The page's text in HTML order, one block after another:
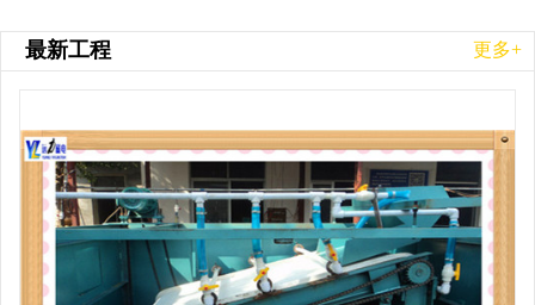
最新工程 更多+